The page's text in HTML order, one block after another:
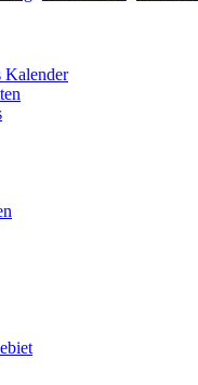
Kalender